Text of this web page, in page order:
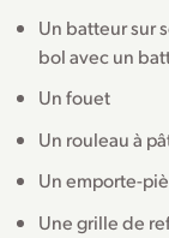
Un batteur sur
bol avec un
Un fouet
Un rouleau à
Un emporte-
Une grille de